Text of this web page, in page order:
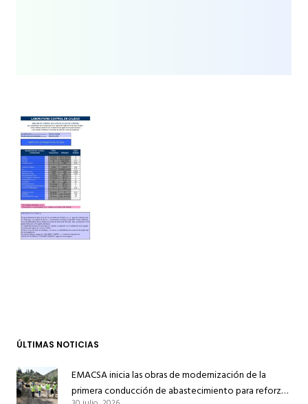
ÚLTIMAS NOTICIAS
EMACSA inicia las obras de modernización de la
primera conducción de abastecimiento para reforzar